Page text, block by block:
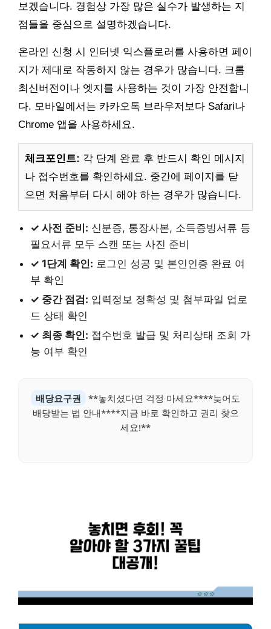
보겠습니다. 경험상 가장 많은 실수가 발생하는 지
점들을 중심으로 설명하겠습니다.
온라인 신청 시 인터넷 익스플로러를 사용하면 페이
지가 제대로 작동하지 않는 경우가 많습니다. 크롬
최신버전이나 엣지를 사용하는 것이 가장 안전합니
다. 모바일에서는 카카오톡 브라우저보다 Safari나
Chrome 앱을 사용하세요.
체크포인트: 각 단계 완료 후 반드시 확인 메시지
나 접수번호를 확인하세요. 중간에 페이지를 닫
으면 처음부터 다시 해야 하는 경우가 많습니다.
✓ 사전 준비: 신분증, 통장사본, 소득증빙서류 등
필요서류 모두 스캔 또는 사진 준비
✓ 1단계 확인: 로그인 성공 및 본인인증 완료 여
부 확인
✓ 중간 점검: 입력정보 정확성 및 첨부파일 업로
드 상태 확인
✓ 최종 확인: 접수번호 발급 및 처리상태 조회 가
능 여부 확인
배당요구권
**놓치셨다면 걱정 마세요****늦어도
배당받는 법 안내****지금 바로 확인하고 권리 찾으
세요!**